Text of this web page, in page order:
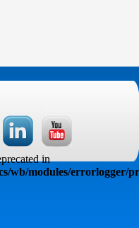
in
wb/modules/errorlogger/